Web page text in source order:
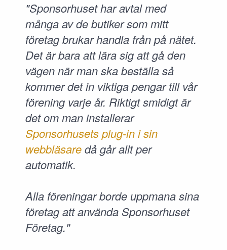
"Sponsorhuset har avtal med
många av de butiker som mitt
företag brukar handla från på nätet.
Det är bara att lära sig att gå den
vägen när man ska beställa så
kommer det in viktiga pengar till vår
förening varje år. Riktigt smidigt är
det om man installerar
Sponsorhusets plug-in i sin
webbläsaredå går allt per
automatik.
Alla föreningar borde uppmana sina
företag att använda Sponsorhuset
Företag."